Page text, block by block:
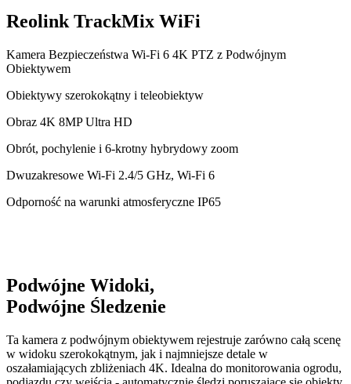
Reolink TrackMix WiFi
Kamera Bezpieczeństwa Wi-Fi 6 4K PTZ z Podwójnym
Obiektywem
Obiektywy szerokokątny i teleobiektyw
Obraz 4K 8MP Ultra HD
Obrót, pochylenie i 6-krotny hybrydowy zoom
Dwuzakresowe Wi-Fi 2.4/5 GHz, Wi-Fi 6
Odporność na warunki atmosferyczne IP65
Podwójne Widoki,
Podwójne Śledzenie
Ta kamera z podwójnym obiektywem rejestruje zarówno całą scenę
w widoku szerokokątnym, jak i najmniejsze detale w
oszałamiających zbliżeniach 4K. Idealna do monitorowania ogrodu,